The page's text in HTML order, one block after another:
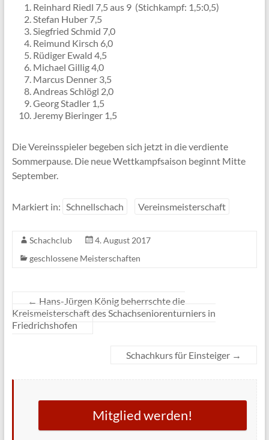
Reinhard Riedl 7,5 aus 9 (Stichkampf: 1,5:0,5)
Stefan Huber 7,5
Siegfried Schmid 7,0
Reimund Kirsch 6,0
Rüdiger Ewald 4,5
Michael Gillig 4,0
Marcus Denner 3,5
Andreas Schlögl 2,0
Georg Stadler 1,5
Jeremy Bieringer 1,5
Die Vereinsspieler begeben sich jetzt in die verdiente
Sommerpause. Die neue Wettkampfsaison beginnt Mitte
September.
Markiert in: Schnellschach Vereinsmeisterschaft
Schachclub
4. August 2017
geschlossene Meisterschaften
← Hans-Jürgen König beherrschte die
Kreismeisterschaft des Schachseniorenturniers in
Friedrichshofen
Schachkurs für Einsteiger →
Mitglied werden!